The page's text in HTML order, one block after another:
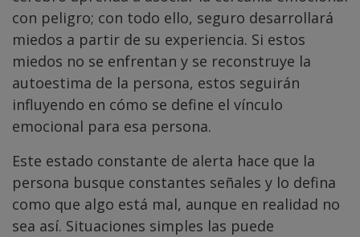
con peligro; con todo ello, seguro desarrollará
miedos a partir de su experiencia. Si estos
miedos no se enfrentan y se reconstruye la
autoestima de la persona, estos seguirán
influyendo en cómo se define el vínculo
emocional para esa persona.
Este estado constante de alerta hace que la
persona busque constantes señales y lo defina
como que algo está mal, aunque en realidad no
sea así. Situaciones simples las puede